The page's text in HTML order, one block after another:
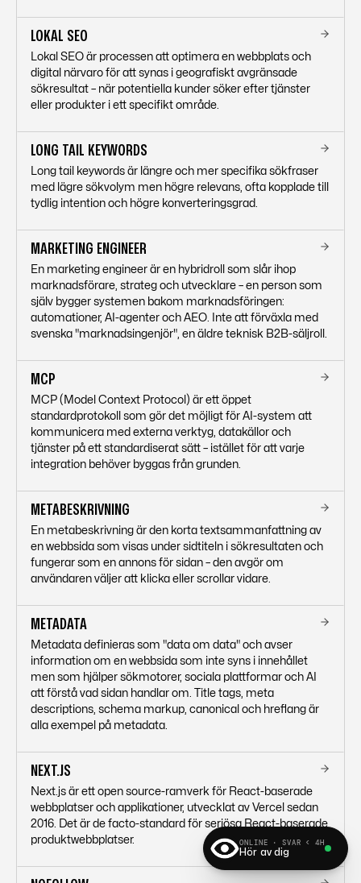
LOKAL SEO
Lokal SEO är processen att optimera en webbplats och
digital närvaro för att synas i geografiskt avgränsade
sökresultat – när potentiella kunder söker efter tjänster
eller produkter i ett specifikt område.
LONG TAIL KEYWORDS
Long tail keywords är längre och mer specifika sökfraser
med lägre sökvolym men högre relevans, ofta kopplade till
tydlig intention och högre konverteringsgrad.
MARKETING ENGINEER
En marketing engineer är en hybridroll som slår ihop
marknadsförare, strateg och utvecklare – en person som
själv bygger systemen bakom marknadsföringen:
automationer, AI-agenter och AEO. Inte att förväxla med
svenska "marknadsingenjör", en äldre teknisk B2B-säljroll.
MCP
MCP (Model Context Protocol) är ett öppet
standardprotokoll som gör det möjligt för AI-system att
kommunicera med externa verktyg, datakällor och
tjänster på ett standardiserat sätt – istället för att varje
integration behöver byggas från grunden.
METABESKRIVNING
En metabeskrivning är den korta textsammanfattning av
en webbsida som visas under sidtiteln i sökresultaten och
fungerar som en annons för sidan – den avgör om
användaren väljer att klicka eller scrollar vidare.
METADATA
Metadata definieras som "data om data" och avser
information om en webbsida som inte syns i innehållet
men som hjälper sökmotorer, sociala plattformar och AI
att förstå vad sidan handlar om. Title tags, meta
descriptions, schema markup, canonical och hreflang är
alla exempel på metadata.
NEXT.JS
Next.js är ett open source-ramverk för React-baserade
webbplatser och applikationer, utvecklat av Vercel sedan
2016. Det är de facto-standard för seriösa React-baserade
produktwebbplatser.
ONLINE · SVAR < 4H
Hör av dig